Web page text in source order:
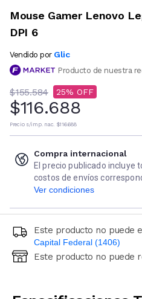
Mouse Gamer Lenovo
DPI 6
Vendido por Glic
Producto de nuestra
$155.584 25
$116.688
Precio s/imp. nac. $116.688
Compra internacional
El precio publicado incluye
costos de envíos
Ver condiciones
Este producto no puede
Capital Federal (1406)
Ingresá código postal (sólo
Este producto no puede